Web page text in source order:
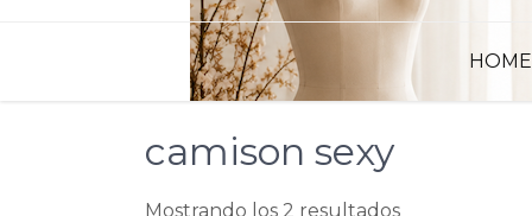
HOME
camison sexy
Mostrando los 2 resultados